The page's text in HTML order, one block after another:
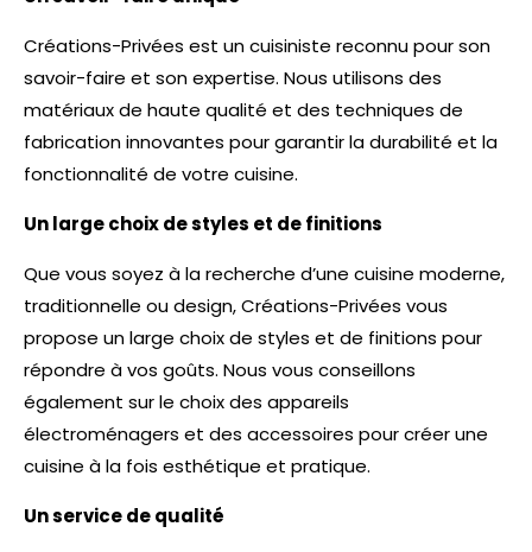
Créations-Privées est un cuisiniste reconnu pour son
savoir-faire et son expertise. Nous utilisons des
matériaux de haute qualité et des techniques de
fabrication innovantes pour garantir la durabilité et la
fonctionnalité de votre cuisine.
Un large choix de styles et de finitions
Que vous soyez à la recherche d’une cuisine moderne,
traditionnelle ou design, Créations-Privées vous
propose un large choix de styles et de finitions pour
répondre à vos goûts. Nous vous conseillons
également sur le choix des appareils
électroménagers et des accessoires pour créer une
cuisine à la fois esthétique et pratique.
Un service de qualité